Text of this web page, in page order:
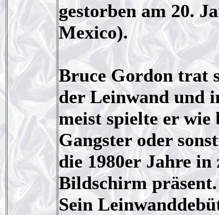
gestorben am 20.
Mexico).
Bruce Gordon trat
der Leinwand und
meist spielte er
Gangster oder
die 1980er Jahre
Bildschirm präsent.
Sein